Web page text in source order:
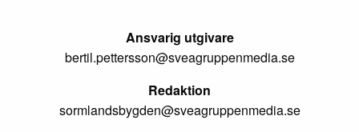
Ansvarig utgivare
bertil.pettersson@sveagruppenmedia.se
Redaktion
sormlandsbygden@sveagruppenmedia.se